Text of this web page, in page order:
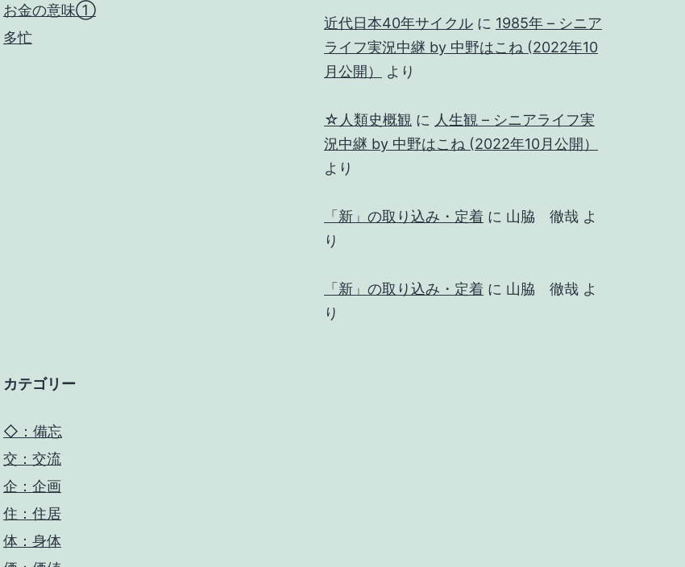
お金の意味①
多忙
近代日本40年サイクル に 1985年 – シニア
ライフ実況中継 by 中野はこね (2022年10
月公開）
より
☆人類史概観 に 人生観 – シニアライフ実
況中継 by 中野はこね (2022年10月公開）
より
「新」の取り込み・定着 に 山脇 徹哉 よ
り
「新」の取り込み・定着 に 山脇 徹哉 よ
り
カテゴリー
◇：備忘
交：交流
企：企画
住：住居
体：身体